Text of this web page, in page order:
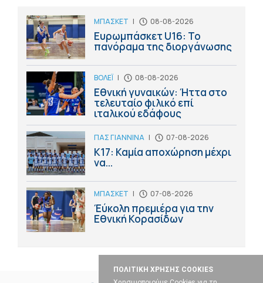
ΠΟΛΙΤΙΚΗ ΧΡΗΣΗΣ COOKIES
ΜΠΑΣΚΕΤ | 08-08-2026
Ευρωμπάσκετ U16: Το
πανόραμα της διοργάνωσης
ΒΟΛΕΪ | 08-08-2026
Εθνική γυναικών: Ήττα στο
τελευταίο φιλικό επί
ιταλικού εδάφους
ΠΑΣ ΓΙΑΝΝΙΝΑ | 07-08-2026
Κ17: Καμία αποχώρηση μέχρι
να...
ΜΠΑΣΚΕΤ | 07-08-2026
Έύκολη πρεμιέρα για την
Εθνική Κορασίδων